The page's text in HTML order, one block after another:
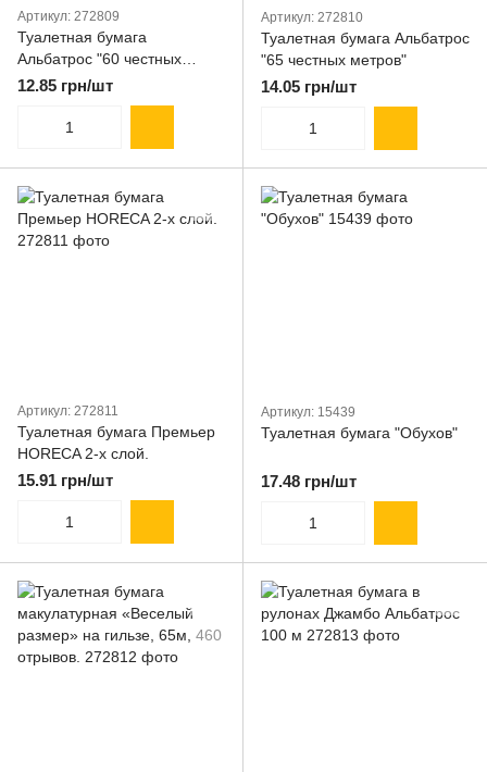
Артикул: 272809
Туалетная бумага
Альбатрос "60 честных
метров"
12.85 грн/шт
Артикул: 272810
Туалетная бумага Альбатрос
"65 честных метров"
14.05 грн/шт
Артикул: 272811
Туалетная бумага Премьер
HORECA 2-х слой.
15.91 грн/шт
Артикул: 15439
Туалетная бумага "Обухов"
17.48 грн/шт